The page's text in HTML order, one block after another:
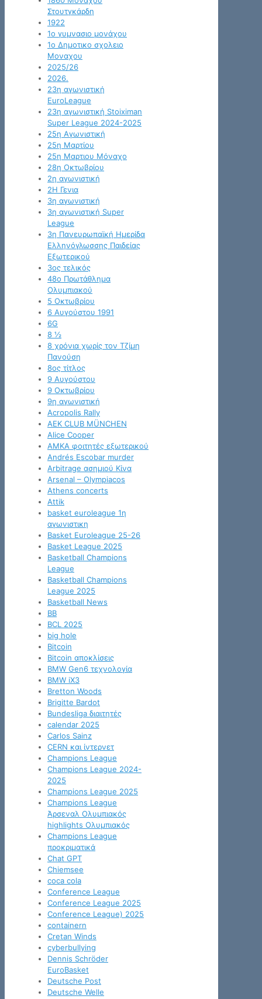
Στουτγκάρδη
1922
1ο γυμνασιο μονάχου
1ο Δημοτικο σχολειο
Μοναχου
2025/26
2026.
23η αγωνιστική
EuroLeague
23η αγωνιστική Stoiximan
Super League 2024-2025
25η Αγωνιστική
25η Μαρτίου
25η Μαρτιου Μόναχο
28η Οκτωβρίου
2η αγωνιστική
2Η Γενια
3η αγωνιστική
3η αγωνιστική Super
League
3η Πανευρωπαϊκή Ημερίδα
Ελληνόγλωσσης Παιδείας
Εξωτερικού
3ος τελικός
48ο Πρωτάθλημα
Ολυμπιακού
5 Οκτωβρίου
6 Αυγούστου 1991
6G
8 ½
8 χρόνια χωρίς τον Τζίμη
Πανούση
8ος τίτλος
9 Αυγούστου
9 Οκτωβρίου
9η αγωνιστική
Acropolis Rally
AEK CLUB MÜNCHEN
Alice Cooper
AMKA φοιτητές εξωτερικού
Andrés Escobar murder
Arbitrage ασημιού Κίνα
Arsenal – Olympiacos
Athens concerts
Attik
basket euroleague 1η
αγωνιστικη
Basket Euroleague 25-26
Basket League 2025
Basketball Champions
League
Basketball Champions
League 2025
Basketball News
BB
BCL 2025
big hole
Bitcoin
Bitcoin αποκλίσεις
BMW Gen6 τεχνολογία
BMW iX3
Bretton Woods
Brigitte Bardot
Bundesliga διαιτητές
calendar 2025
Carlos Sainz
CERN και ίντερνετ
Champions League
Champions League 2024-
2025
Champions League 2025
Champions League
Άρσεναλ Ολυμπιακός
highlights Ολυμπιακός
Champions League
προκριματικά
Chat GPT
Chiemsee
coca cola
Conference League
Conference League 2025
Conference League) 2025
containern
Cretan Winds
cyberbullying
Dennis Schröder
EuroBasket
Deutsche Post
Deutsche Welle